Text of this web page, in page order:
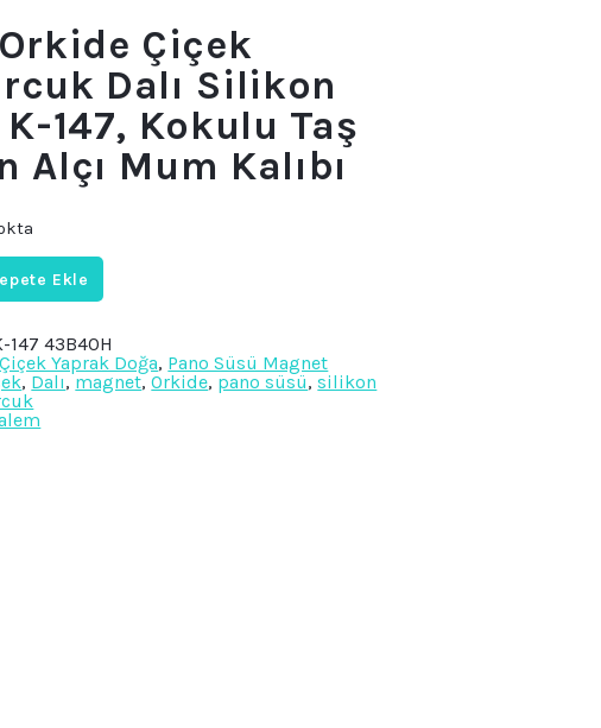
Çiçek
Dalı Silikon
K-147, Kokulu Taş
Alçı Mum Kalıbı
Ekle
147 43B40H
Çiçek Yaprak Doğa, Pano Süsü Magnet
, Dalı,magnet,Orkide, pano süsü,silikon